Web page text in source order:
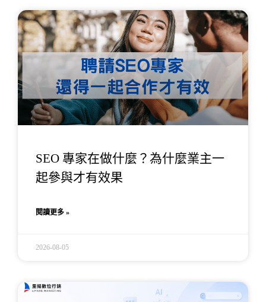
SEO 專家在做什麼？為什麼業主一
起參與才有效果
閱讀更多 »
2026-08-05
頁
面
頁
面
頁
面